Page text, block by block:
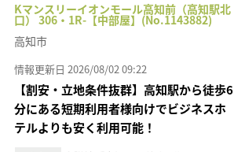
Kマンスリーイオンモール高知前（高知駅北
口） 306・1R-【中部屋】(No.1143882)
高知市
情報更新日 2026/08/02 09:22
【割安・立地条件抜群】高知駅から徒歩6
分にある短期利用者様向けでビジネスホ
テルよりも安く利用可能！